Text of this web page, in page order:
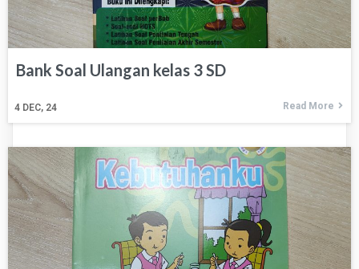
Bank Soal Ulangan kelas 3 SD
4 DEC, 24 Read More